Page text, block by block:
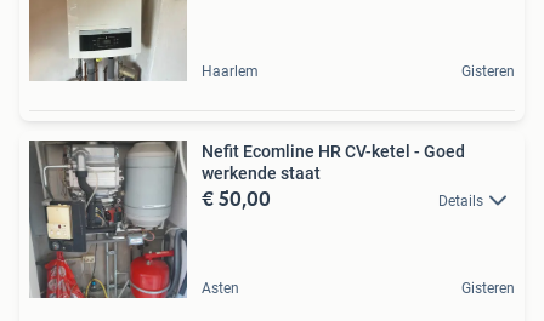
Haarlem Gisteren
Nefit Ecomline HR CV-ketel - Goed
werkende staat
€ 50,00 Details
Asten Gisteren